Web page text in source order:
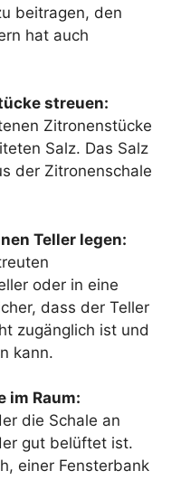
beitragen, den
hat auch
streuen:
Zitronenstücke
Salz. Das Salz
der Zitronenschale
Teller legen:
oder in eine
dass der Teller
zugänglich ist und
kann.
im Raum:
die Schale an
gut belüftet ist.
einer Fensterbank